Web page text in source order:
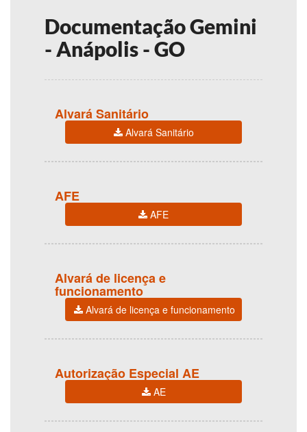
Documentação Gemini
- Anápolis - GO
Alvará Sanitário
Alvará Sanitário
AFE
AFE
Alvará de licença e
funcionamento
Alvará de licença e funcionamento
Autorização Especial AE
AE